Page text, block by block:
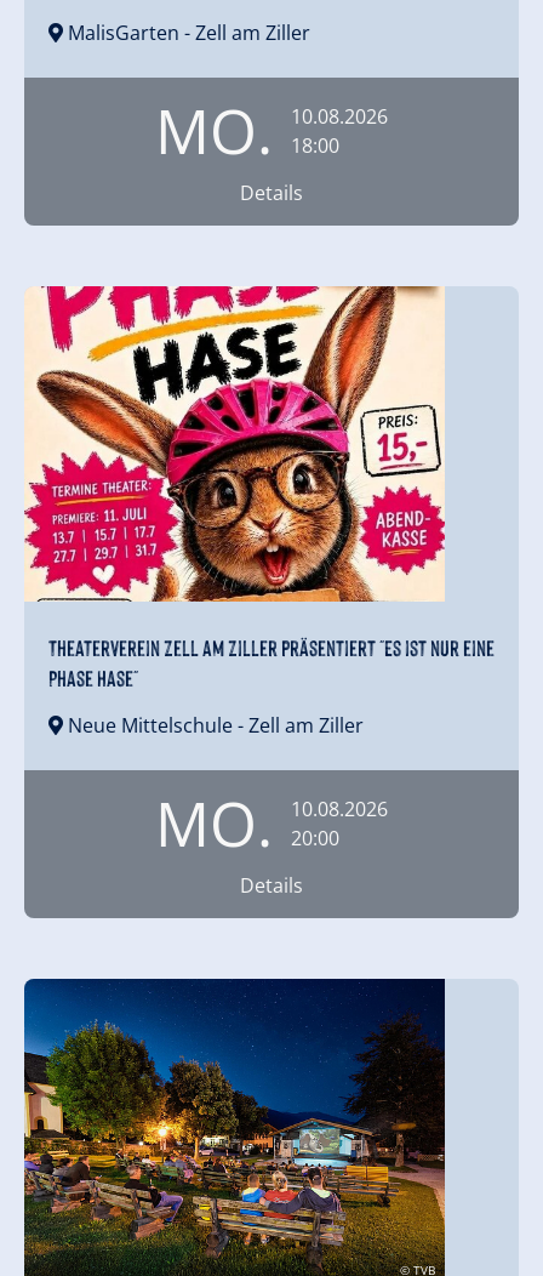
MalisGarten - Zell am Ziller
MO.
10.08.2026
18:00
Details
Theaterverein Zell am Ziller präsentiert "Es ist nur eine
Phase Hase"
Neue Mittelschule- Zell am Ziller
MO.
10.08.2026
20:00
Details
© TVB